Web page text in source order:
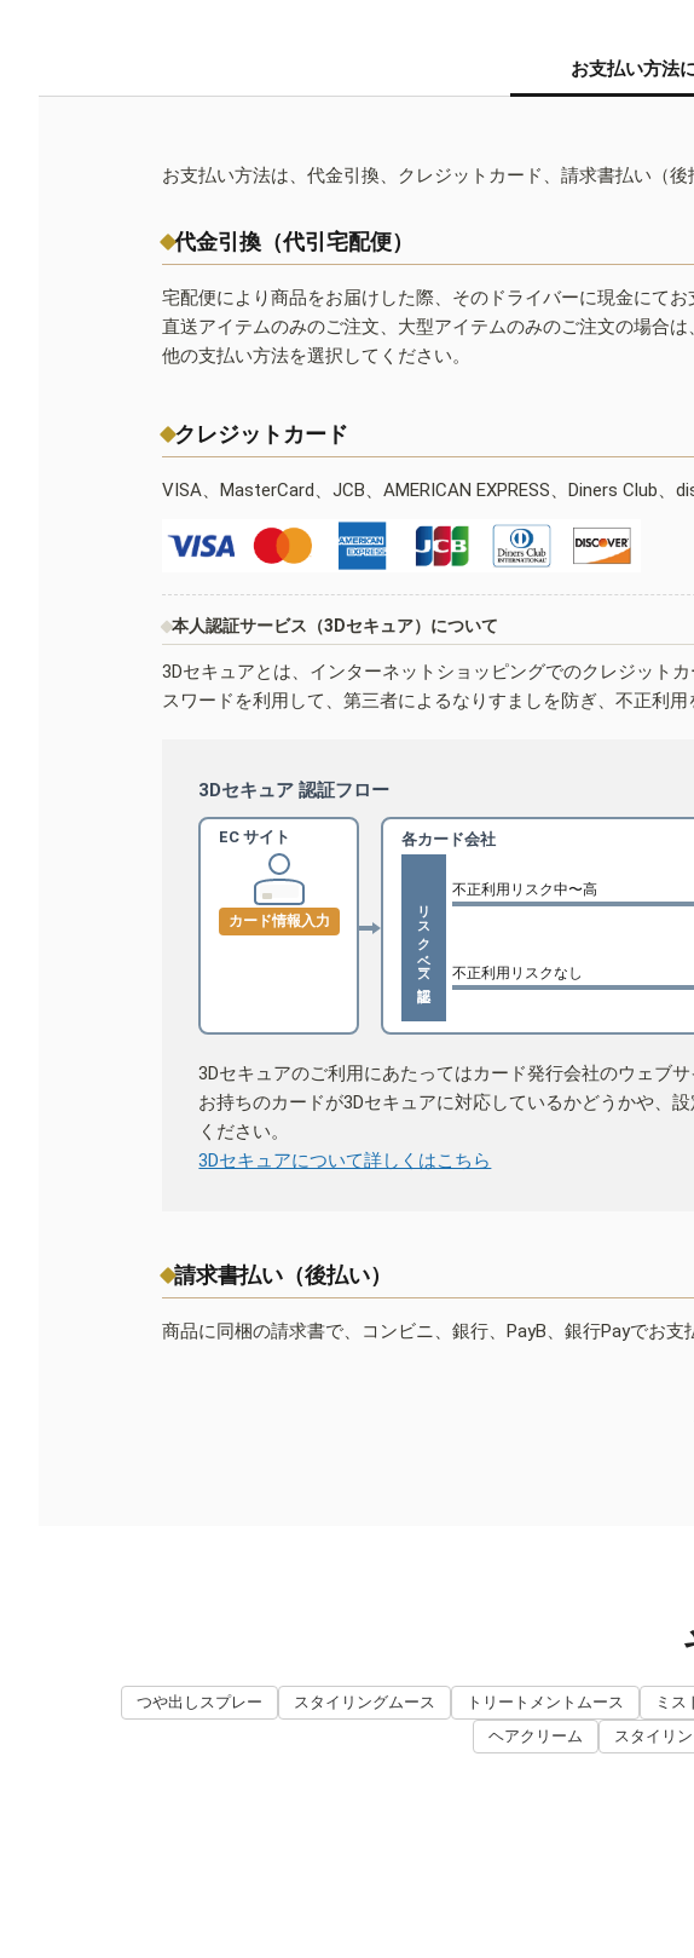
お支払い方法
お支払い方法は、代金引換、クレジットカード、請求書払い（後
代金引換（代引宅配便）
宅配便により商品をお届けした際、そのドライバーに現金にてお
直送アイテムのみのご注文、大型アイテムのみのご注文の場合は
他の支払い方法を選択してください。
クレジットカード
VISA、MasterCard、JCB、AMERICAN EXPRESS、Diners Club、
本人認証サービス（3Dセキュア）について
3Dセキュアとは、インターネットショッピングでのクレジット
スワードを利用して、第三者によるなりすましを防ぎ、不正利用
3Dセキュア 認証フロー
EC サイト
カード情報入力
各カード会社
リスクベース認証
不正利用リスク中〜高
不正利用リスクなし
3Dセキュアのご利用にあたってはカード発行会社のウェブ
お持ちのカードが3Dセキュアに対応しているかどうかや、
ください。
3Dセキュアについて詳しくはこちら
請求書払い（後払い）
商品に同梱の請求書で、コンビニ、銀行、PayB、銀行Payでお支
つや出しスプレー スタイリングムース トリートメントムース ミス
ヘアクリーム
スタイリ